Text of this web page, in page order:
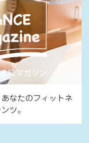
なたのフィットネ
ツ。